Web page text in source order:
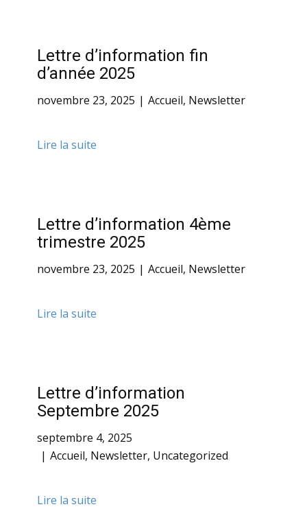
Lettre d’information fin
d’année 2025
novembre 23, 2025 Accueil, Newsletter
Lire la suite
Lettre d’information 4ème
trimestre 2025
novembre 23, 2025 Accueil, Newsletter
Lire la suite
Lettre d’information
Septembre 2025
septembre 4, 2025
Accueil, Newsletter, Uncategorized
Lire la suite